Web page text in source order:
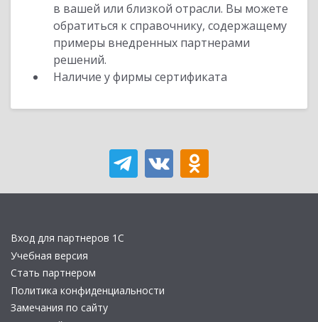
в вашей или близкой отрасли. Вы можете
обратиться к справочнику, содержащему
примеры внедренных партнерами
решений.
Наличие у фирмы сертификата
Вход для партнеров 1С
Учебная версия
Стать партнером
Политика конфиденциальности
Замечания по сайту